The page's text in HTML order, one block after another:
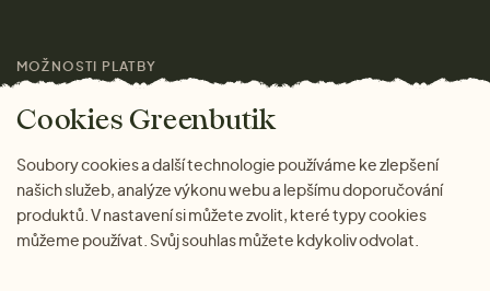
Magazín
MOŽNOSTI PLATBY
Cookies Greenbutik
Soubory cookies a další technologie používáme ke zlepšení
našich služeb, analýze výkonu webu a lepšímu doporučování
produktů. V nastavení si můžete zvolit, které typy cookies
můžeme používat. Svůj souhlas můžete kdykoliv odvolat.